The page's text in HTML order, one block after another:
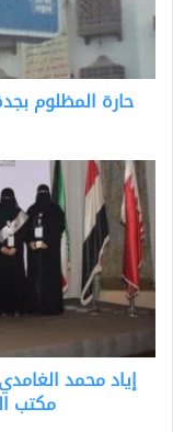
رجل
أيام
الأتراك
حارة المظلوم
إياد
محمد
الغامدي
ودرر
بنت
حامد
الغامدي
يفوزان
بجائزة
مكتب
التربية
إياد محمد
مكتب